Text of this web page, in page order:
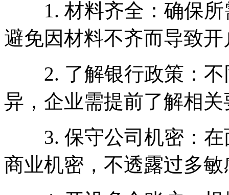
1. 材料齐全：确保所
避免因材料不齐而导致
2. 了解银行政策：不
异，企业需提前了解相
3. 保守公司机密：在
商业机密，不透露过多